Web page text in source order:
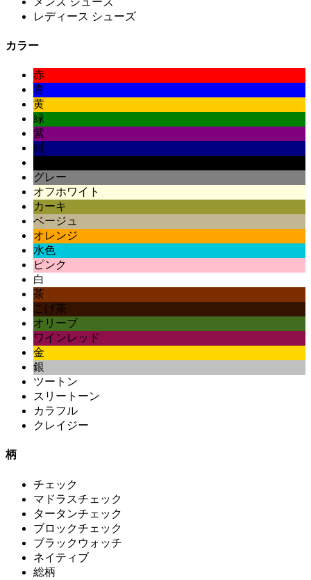
レディース シューズ
カラー
赤
青
黄
緑
紫
紺
グレー
オフホワイト
カーキ
ベージュ
オレンジ
水色
ピンク
白
茶
こげ茶
オリーブ
ワインレッド
金
銀
ツートン
スリートーン
カラフル
クレイジー
柄
チェック
マドラスチェック
タータンチェック
ブロックチェック
ブラックウォッチ
ネイティブ
総柄